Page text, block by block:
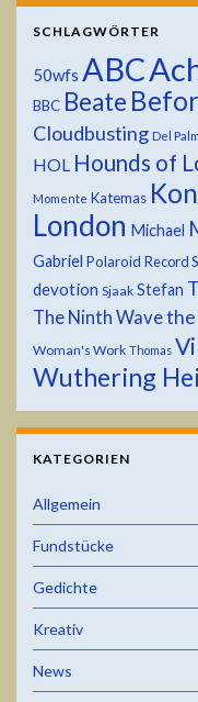
SCHLAGWÖRTER
50wfs ABC
BBC Beate
Cloudbusting Del
HOL Hounds of
Momente Katemas
London Michael
Gabriel Polaroid Record
devotion Sjaak Stefan
The Ninth Wavethe
Woman's Work Thomas
Wuthering
KATEGORIEN
Allgemein
Fundstücke
Gedichte
Kreativ
News